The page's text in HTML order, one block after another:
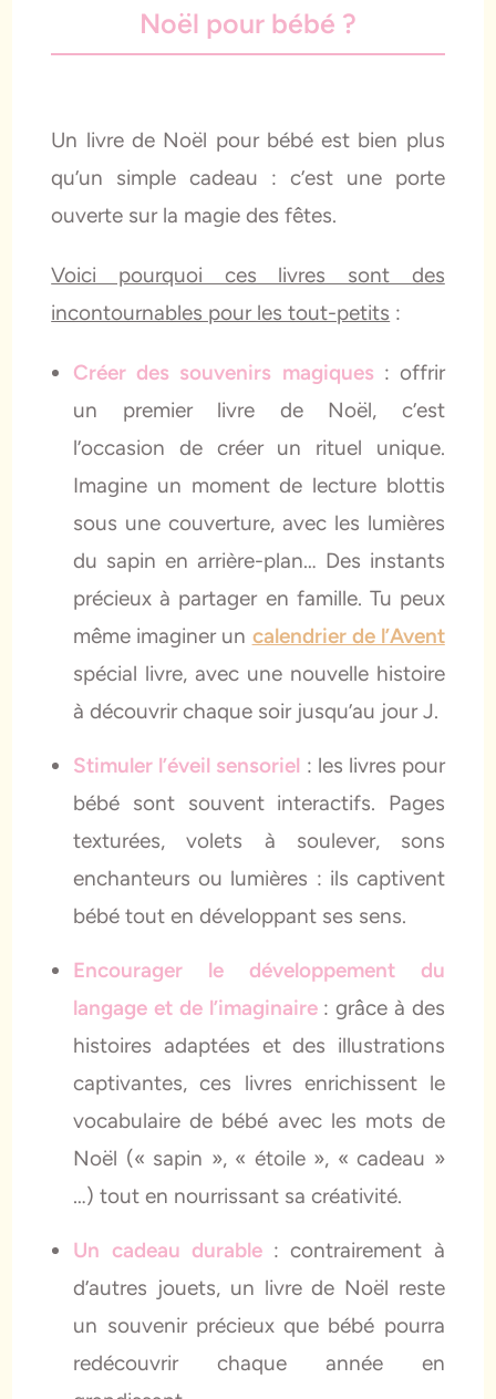
Noël pour bébé ?
Un livre de Noël pour bébé est bien plus
qu’un simple cadeau : c’est une porte
ouverte sur la magie des fêtes.
Voici pourquoi ces livres sont des
incontournables pour les tout-petits :
Créer des souvenirs magiques: offrir
un premier livre de Noël, c’est
l’occasion de créer un rituel unique.
Imagine un moment de lecture blottis
sous une couverture, avec les lumières
du sapin en arrière-plan… Des instants
précieux à partager en famille. Tu peux
même imaginer un calendrier de l’Avent
spécial livre, avec une nouvelle histoire
à découvrir chaque soir jusqu’au jour J.
Stimuler l’éveil sensoriel : les livres pour
bébé sont souvent interactifs. Pages
texturées, volets à soulever, sons
enchanteurs ou lumières : ils captivent
bébé tout en développant ses sens.
Encourager le développement du
langage et de l’imaginaire: grâce à des
histoires adaptées et des illustrations
captivantes, ces livres enrichissent le
vocabulaire de bébé avec les mots de
Noël (« sapin », « étoile », « cadeau »
…) tout en nourrissant sa créativité.
Un cadeau durable : contrairement à
d’autres jouets, un livre de Noël reste
un souvenir précieux que bébé pourra
redécouvrir chaque année en